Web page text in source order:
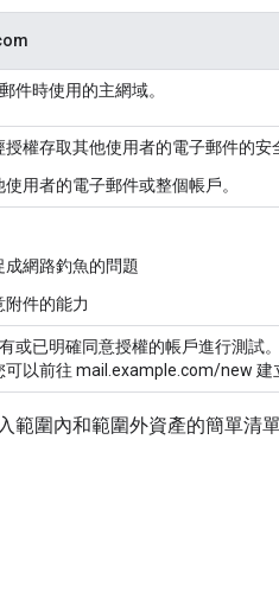
件時使用的主網域。
權存取其他使用者的電子郵件的安
用者的電子郵件或整個帳戶。
成網路釣魚的問題
件的能力
或已明確同意授權的帳戶進行測試
可以前往 mail.example.com/new 建
範圍內和範圍外資產的簡單清單